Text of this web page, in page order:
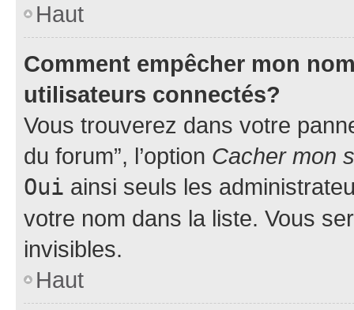
Haut
Comment empêcher mon
utilisateurs connectés?
Vous trouverez dans votre
du forum”, l’option Cacher mon
Oui ainsi seuls les
votre nom dans la liste. Vous
invisibles.
Haut